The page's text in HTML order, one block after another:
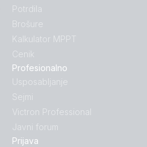
Potrdila
Brošure
Kalkulator MPPT
Cenik
Profesionalno
Usposabljanje
Sejmi
Victron Professional
Javni forum
Prijava